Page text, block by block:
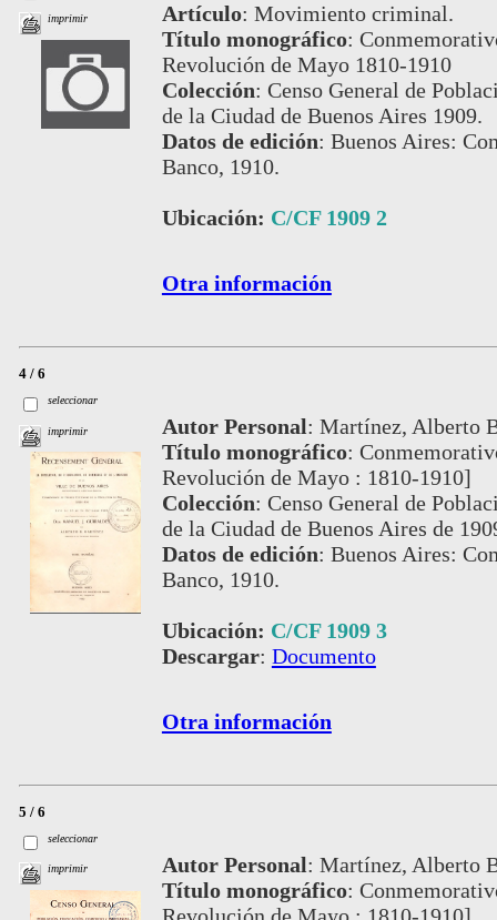
imprimir Artículo: Movimiento criminal.
Título monográfico:
Revolución de Mayo 1810-1910
Colección: Censo General de
de la Ciudad de Buenos Aires 1909.
Datos de edición: Buenos Aires:
Banco, 1910.
Ubicación: C/CF 1909 2
Otra información
4 / 6
seleccionar
imprimir Autor Personal: Martínez, Alberto
Título monográfico:
Revolución de Mayo : 1810-1910]
Colección: Censo General de
de la Ciudad de Buenos Aires de
Datos de edición: Buenos Aires:
Banco, 1910.
Ubicación: C/CF 1909 3
Descargar: Documento
Otra información
5 / 6
seleccionar
imprimir Autor Personal: Martínez, Alberto
Título monográfico: